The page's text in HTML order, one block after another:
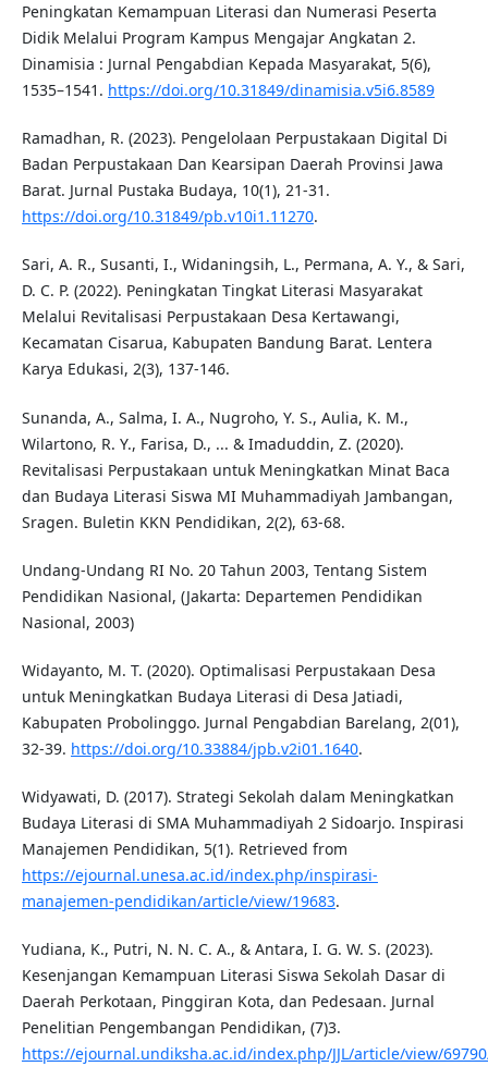
Peningkatan Kemampuan Literasi dan Numerasi Peserta
Didik Melalui Program Kampus Mengajar Angkatan 2.
Dinamisia : Jurnal Pengabdian Kepada Masyarakat, 5(6),
1535–1541. https://doi.org/10.31849/dinamisia.v5i6.8589
Ramadhan, R. (2023). Pengelolaan Perpustakaan Digital Di
Badan Perpustakaan Dan Kearsipan Daerah Provinsi Jawa
Barat. Jurnal Pustaka Budaya, 10(1), 21-31.
https://doi.org/10.31849/pb.v10i1.11270.
Sari, A. R., Susanti, I., Widaningsih, L., Permana, A. Y., & Sari,
D. C. P. (2022). Peningkatan Tingkat Literasi Masyarakat
Melalui Revitalisasi Perpustakaan Desa Kertawangi,
Kecamatan Cisarua, Kabupaten Bandung Barat. Lentera
Karya Edukasi, 2(3), 137-146.
Sunanda, A., Salma, I. A., Nugroho, Y. S., Aulia, K. M.,
Wilartono, R. Y., Farisa, D., ... & Imaduddin, Z. (2020).
Revitalisasi Perpustakaan untuk Meningkatkan Minat Baca
dan Budaya Literasi Siswa MI Muhammadiyah Jambangan,
Sragen. Buletin KKN Pendidikan, 2(2), 63-68.
Undang-Undang RI No. 20 Tahun 2003, Tentang Sistem
Pendidikan Nasional, (Jakarta: Departemen Pendidikan
Nasional, 2003)
Widayanto, M. T. (2020). Optimalisasi Perpustakaan Desa
untuk Meningkatkan Budaya Literasi di Desa Jatiadi,
Kabupaten Probolinggo. Jurnal Pengabdian Barelang, 2(01),
32-39. https://doi.org/10.33884/jpb.v2i01.1640.
Widyawati, D. (2017). Strategi Sekolah dalam Meningkatkan
Budaya Literasi di SMA Muhammadiyah 2 Sidoarjo. Inspirasi
Manajemen Pendidikan, 5(1). Retrieved from
https://ejournal.unesa.ac.id/index.php/inspirasi-
manajemen-pendidikan/article/view/19683.
Yudiana, K., Putri, N. N. C. A., & Antara, I. G. W. S. (2023).
Kesenjangan Kemampuan Literasi Siswa Sekolah Dasar di
Daerah Perkotaan, Pinggiran Kota, dan Pedesaan. Jurnal
Penelitian Pengembangan Pendidikan, (7)3.
https://ejournal.undiksha.ac.id/index.php/JJL/article/view/